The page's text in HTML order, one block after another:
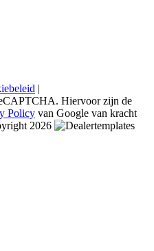
|
Hiervoor zijn de
Policy van Google van kracht
2026